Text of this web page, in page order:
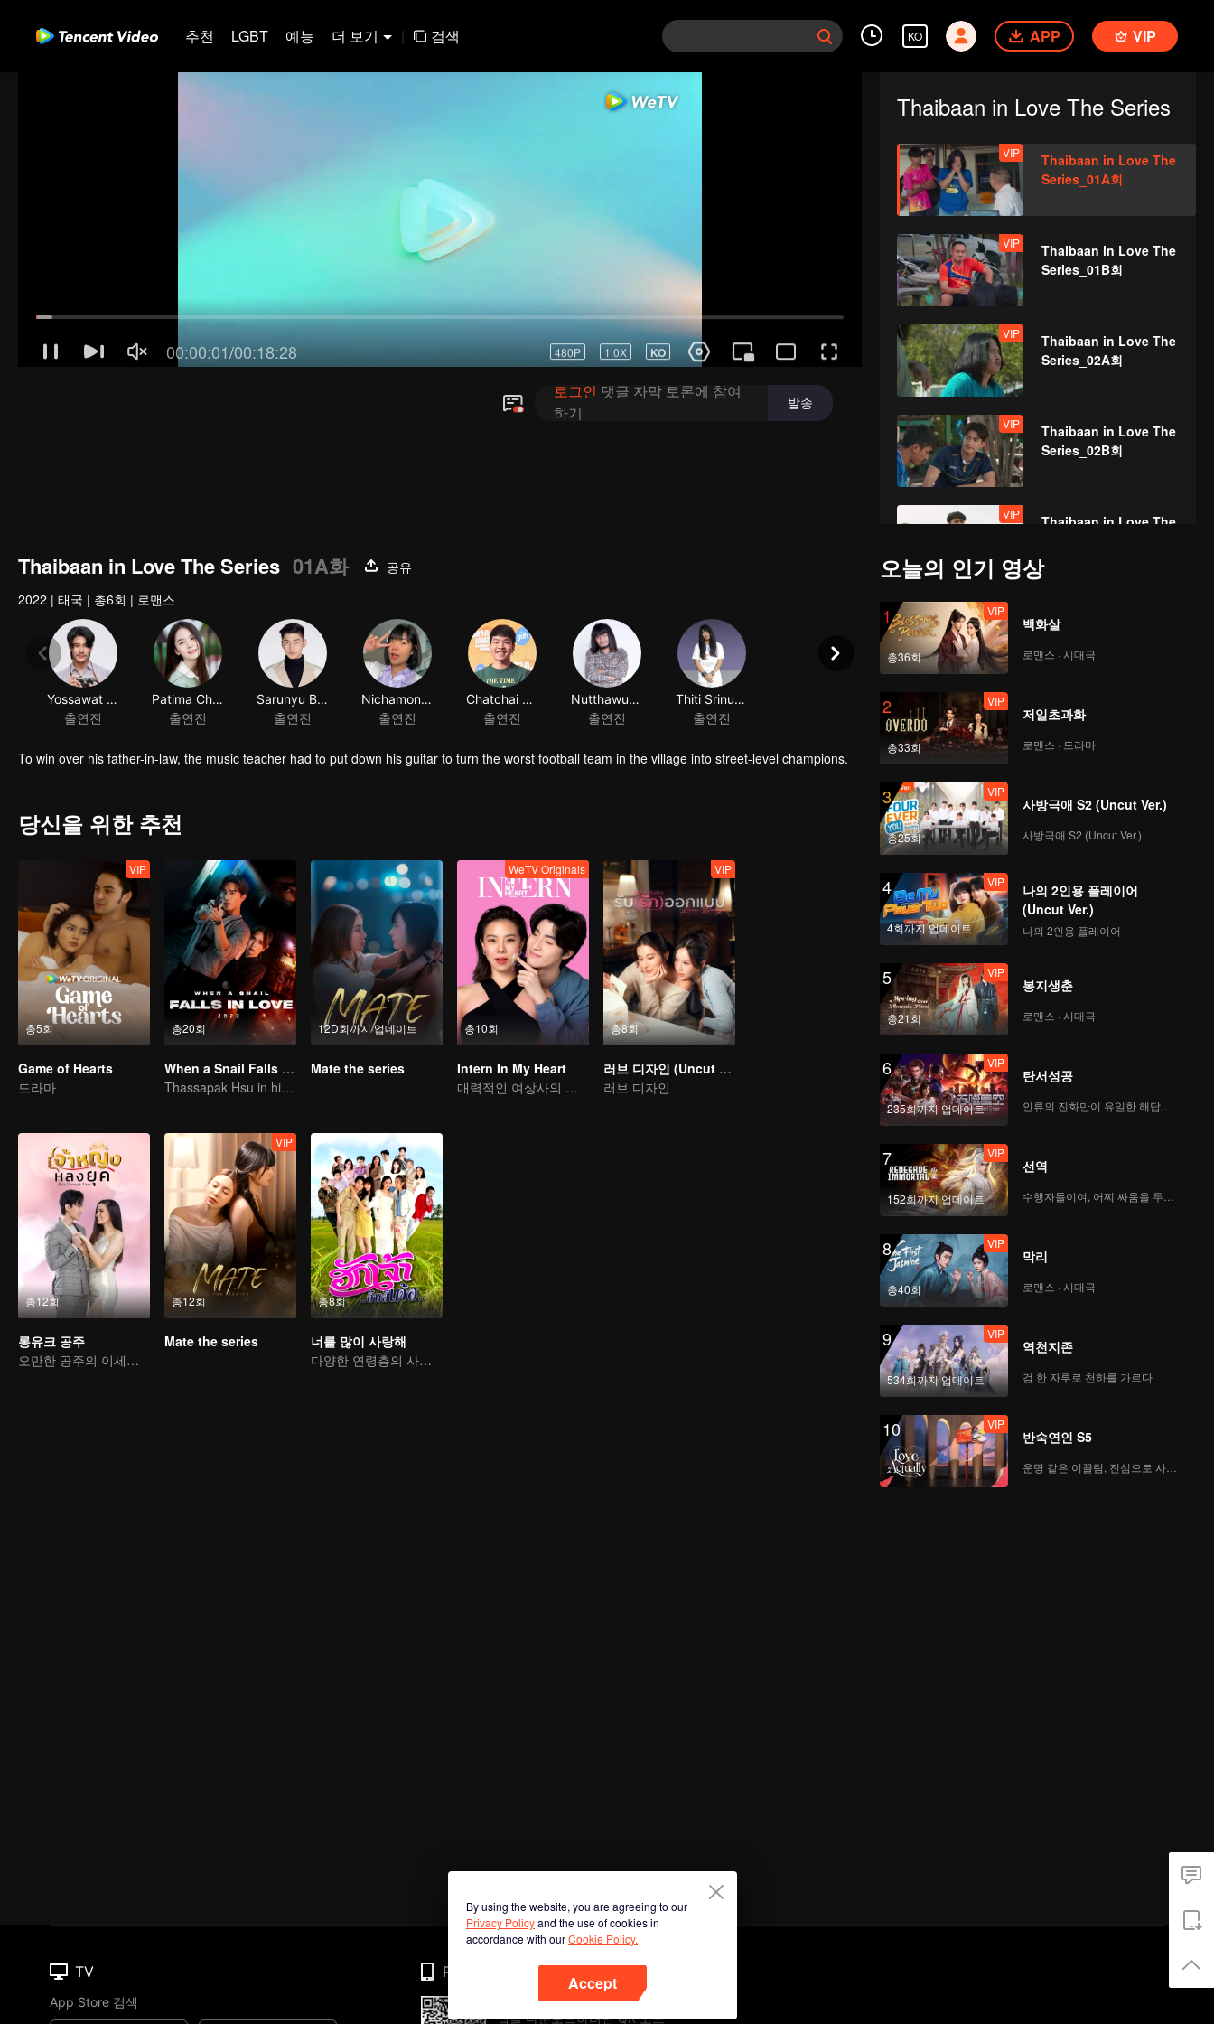
추천 LGBT 예능 더 보기 | 검색 KO APP VIP
480P
로그인 댓글 자막 토론에 참여
하기
발송
Thaibaan in Love The Series
VIP
Thaibaan in Love The
Series_01A회
VIP
Thaibaan in Love The
Series_01B회
VIP
Thaibaan in Love The
Series_02A회
VIP
Thaibaan in Love The
Series_02B회
VIP
Thaibaan in Love The
VIP
Series_03B회
VIP
Series_04A회
VIP
Series_04B회
VIP
Thaibaan in Love The
Series_05A회
VIP
Series_05B회
VIP
Series_06A회
VIP
Series_06B회
Thaibaan in Love The Series 01A화
공유
2022 | 태국 | 총6회 | 로맨스
Yossawat Thawapee
출연진
Patima Chumfa
출연진
Sarunyu Boonthai
출연진
Nichamon Kham-in
출연진
Chatchai Chinsri
출연진
Nutthawut Sanyabut
출연진
Thiti Srinuan
출연진
To win over his father-in-law, the music teacher had to put down his guitar to turn the worst football team in the village into street-level champions.
당신을 위한 추천
총5회
VIP
Game of Hearts
드라마
총20회
When a Snail Falls in Love 2023
Thassapak Hsu in his leading role in this series featuring two ace investigators
12D회까지 업데이트
Mate the series
총10회
WeTV Originals
Intern In My Heart
매력적인 여상사의 마음를 사로잡은 강아지 남친
총8회
VIP
러브 디자인 (Uncut Ver.)
러브 디자인
총12회
롱유크 공주
오만한 공주의 이세계 로맨스
총12회
VIP
Mate the series
총8회
너를 많이 사랑해
다양한 연령층의 사랑 이야기
오늘의 인기 영상
1
총36회
VIP
백화살
로맨스 · 시대극
2
총33회
VIP
저일초과화
로맨스 · 드라마
3
총25회
VIP
사방극애 S2 (Uncut Ver.)
사방극애 S2 (Uncut Ver.)
4
4회까지 업데이트
VIP
나의 2인용 플레이어
(Uncut Ver.)
나의 2인용 플레이어
5
총21회
VIP
봉지생춘
로맨스 · 시대극
6
235회까지 업데이트
VIP
탄서성공
인류의 진화만이 유일한 해답이다
7
152회까지 업데이트
VIP
선역
8
총40회
VIP
막리
로맨스 · 시대극
9
534회까지 업데이트
VIP
역천지존
검 한 자루로 천하를 가르다
10 VIP
반숙연인 S5
운명 같은 이끌림, 진심으로 사랑하다
By using the website, you are agreeing to our
Privacy Policyand the use of cookies in
accordance with ourCookie Policy.
Accept
TV
App Store 검색
Phone
앱을 다운로드하려면 QR 코드